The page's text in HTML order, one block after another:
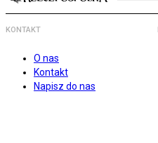
KONTAKT
O nas
Kontakt
Napisz do nas